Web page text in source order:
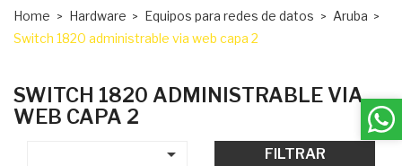
Home Hardware Equipos para redes de datos
Aruba
Switch 1820 administrable via web capa 2
SWITCH 1820 ADMINISTRABLE VIA
WEB CAPA 2
 FILTRAR